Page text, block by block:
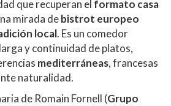
que recuperan el formato casa
mirada debistrot europeo
local. Es un comedor
y continuidad de platos,
mediterráneas, francesas
naturalidad.
de Romain Fornell (Grupo